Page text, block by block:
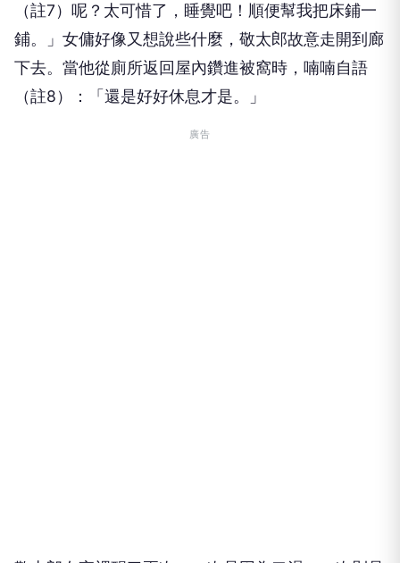
（註7）呢？太可惜了，睡覺吧！順便幫我把床鋪一
鋪。」女傭好像又想說些什麼，敬太郎故意走開到廊
下去。當他從廁所返回屋內鑽進被窩時，喃喃自語
（註8）：「還是好好休息才是。」
廣告